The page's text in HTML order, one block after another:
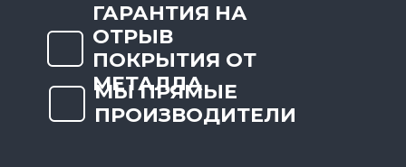
ГАРАНТИЯ НА
ОТРЫВ
ПОКРЫТИЯ ОТ
МЕТАЛЛА
МЫ ПРЯМЫЕ
ПРОИЗВОДИТЕЛИ